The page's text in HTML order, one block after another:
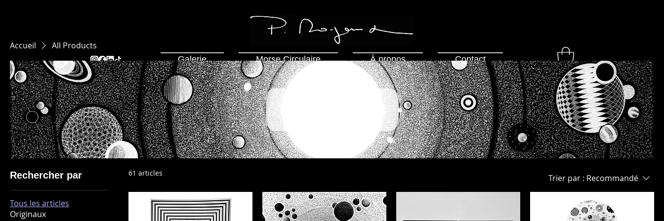
Galerie Morse Circulaire À propos Contact
Accueil All Products
Tous les articles
Rechercher par
Tous les articles
Originaux
61 articles Trier par : Recommandé